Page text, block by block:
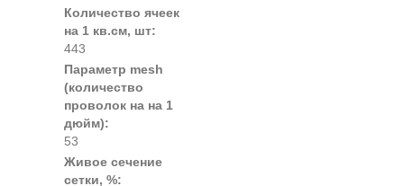
Количество ячеек
на 1 кв.см, шт:
443
Параметр mesh
(количество
проволок на на 1
дюйм):
53
Живое сечение
сетки, %: